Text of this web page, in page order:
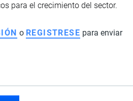
para el crecimiento del sector.
o REGISTRESE para enviar